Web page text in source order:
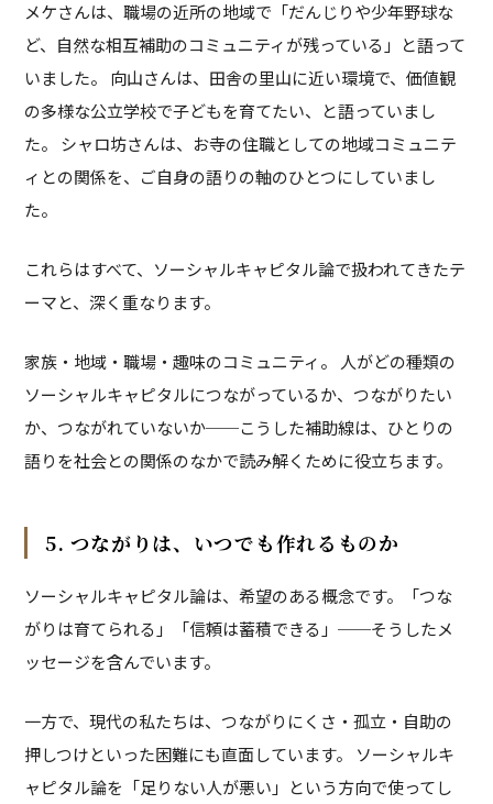
メケさんは、職場の近所の地域で「だんじりや少年野球な
ど、自然な相互補助のコミュニティが残っている」と語って
いました。 向山さんは、田舎の里山に近い環境で、価値観
の多様な公立学校で子どもを育てたい、と語っていまし
た。 シャロ坊さんは、お寺の住職としての地域コミュニテ
ィとの関係を、ご自身の語りの軸のひとつにしていまし
た。
これらはすべて、ソーシャルキャピタル論で扱われてきたテ
ーマと、深く重なります。
家族・地域・職場・趣味のコミュニティ。 人がどの種類の
ソーシャルキャピタルにつながっているか、つながりたい
か、つながれていないか──こうした補助線は、ひとりの
語りを社会との関係のなかで読み解くために役立ちます。
5. つながりは、いつでも作れるものか
ソーシャルキャピタル論は、希望のある概念です。「つな
がりは育てられる」「信頼は蓄積できる」──そうしたメ
ッセージを含んでいます。
一方で、現代の私たちは、つながりにくさ・孤立・自助の
押しつけといった困難にも直面しています。 ソーシャルキ
ャピタル論を「足りない人が悪い」という方向で使ってし